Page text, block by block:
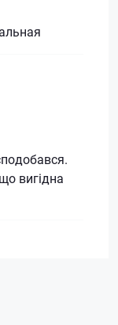
вигідна